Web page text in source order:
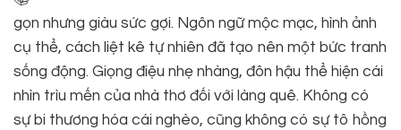
gọn nhưng giàu sức gợi. Ngôn ngữ mộc mạc, hình ảnh
cụ thể, cách liệt kê tự nhiên đã tạo nên một bức tranh
sống động. Giọng điệu nhẹ nhàng, đôn hậu thể hiện cái
nhìn trìu mến của nhà thơ đối với làng quê. Không có
sự bi thương hóa cái nghèo, cũng không có sự tô hồng